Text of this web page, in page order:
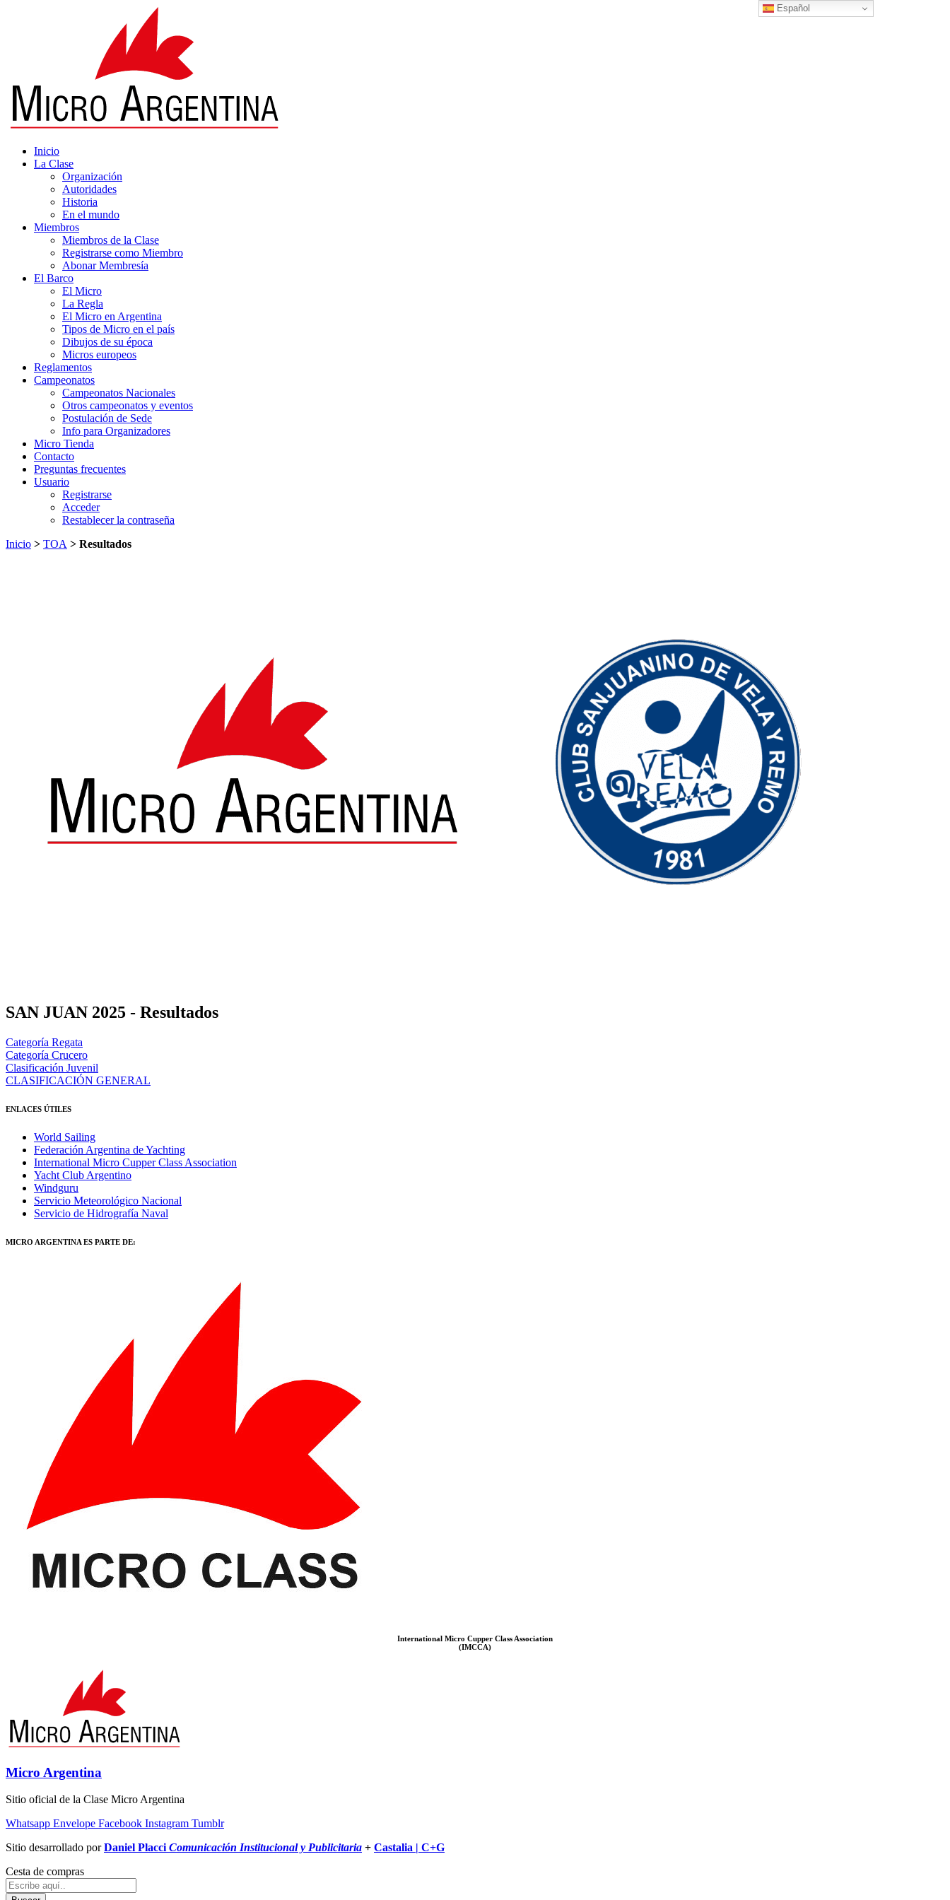
Inicio
La Clase
Organización
Autoridades
Historia
En el mundo
Miembros
Miembros de la Clase
Registrarse como Miembro
Abonar Membresía
El Barco
El Micro
La Regla
El Micro en Argentina
Tipos de Micro en el país
Dibujos de su época
Micros europeos
Reglamentos
Campeonatos
Campeonatos Nacionales
Otros campeonatos y eventos
Postulación de Sede
Info para Organizadores
Micro Tienda
Contacto
Preguntas frecuentes
Usuario
Registrarse
Acceder
Restablecer la contraseña
Inicio > TOA > Resultados
SAN JUAN 2025 - Resultados
Categoría Regata
Categoría Crucero
Clasificación Juvenil
CLASIFICACIÓN GENERAL
ENLACES ÚTILES
World Sailing
Federación Argentina de Yachting
International Micro Cupper Class Association
Yacht Club Argentino
Windguru
Servicio Meteorológico Nacional
Servicio de Hidrografía Naval
MICRO ARGENTINA ES PARTE DE:
International Micro Cupper Class Association
(IMCCA)
Micro Argentina
Sitio oficial de la Clase Micro Argentina
Whatsapp Envelope Facebook Instagram Tumblr
Sitio desarrollado porDaniel Placci Comunicación Institucional y Publicitaria + Castalia | C+G
Cesta de compras
Español